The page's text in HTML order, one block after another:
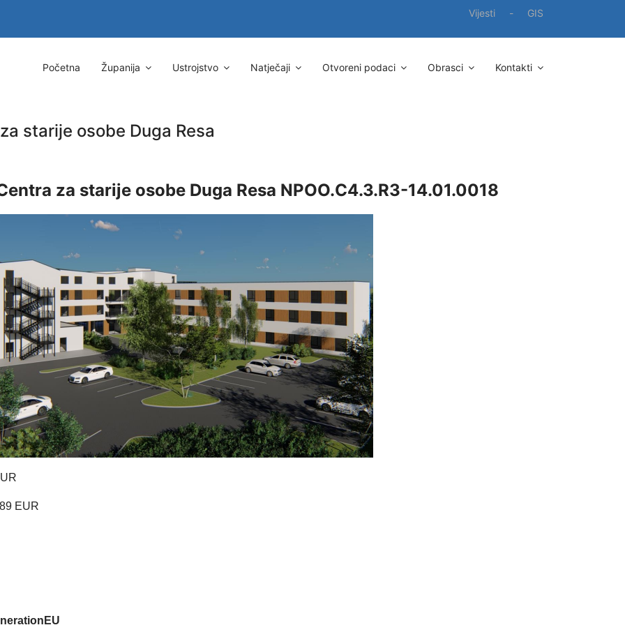
Vijesti - GIS
Početna Županija Ustrojstvo Natječaji Otvoreni podaci Obrasci Kontakti
starije osobe Duga Resa
za starije osobe Duga Resa NPOO.C4.3.R3-14.01.0018
EUR